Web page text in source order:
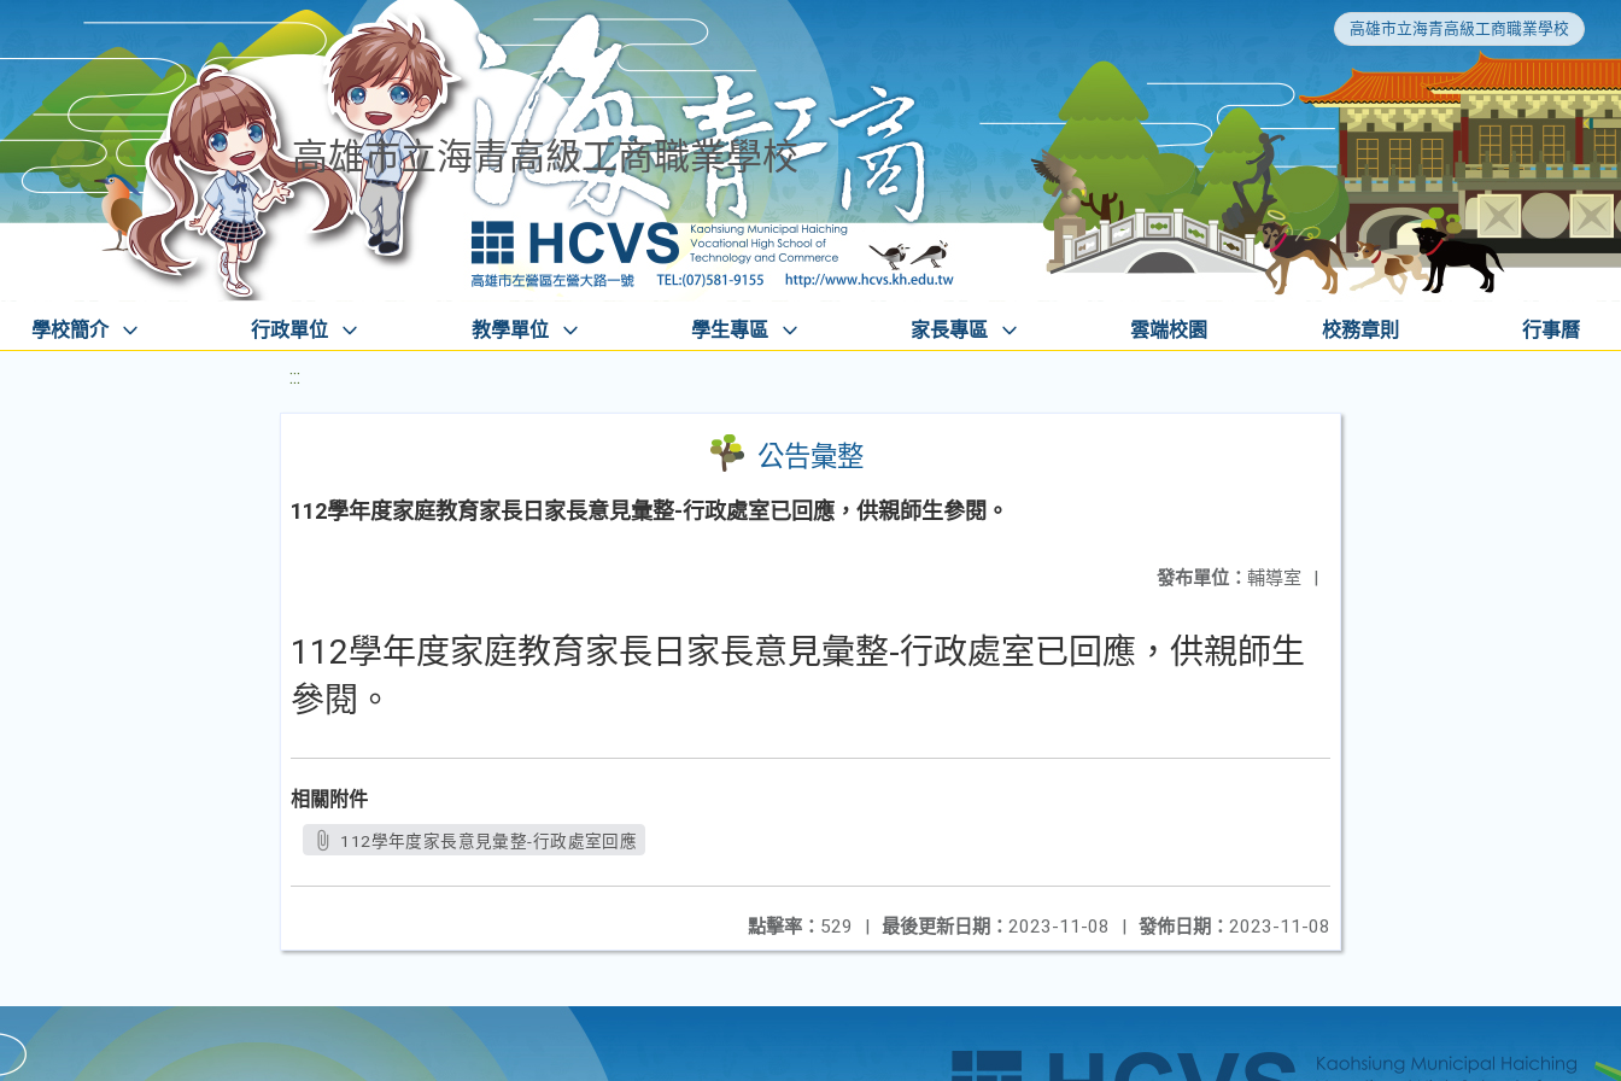
高雄市立海青高級工商職業學校
高雄市立海青高級工商職業學校
學校簡介 行政單位 教學單位 學生專區 家長專區 雲端校園 校務章則 行事曆
:::
公告彙整
112學年度家庭教育家長日家長意見彙整-行政處室已回應，供親師生參閱。
發布單位： 輔導室 |
112學年度家庭教育家長日家長意見彙整-行政處室已回應，供親師生
參閱。
相關附件
112學年度家長意見彙整-行政處室回應
發佈日期： 2023-11-08
最後更新日期： 2023-11-08 |
點擊率： 529 |